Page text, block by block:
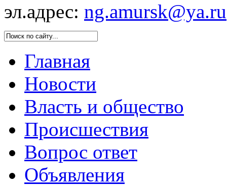
эл.адрес: ng.amursk@ya.ru
Главная
Новости
Власть и общество
Происшествия
Вопрос ответ
Объявления